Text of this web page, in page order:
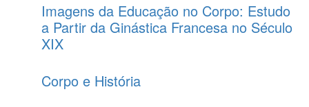
Imagens da Educação no Corpo: Estudo
a Partir da Ginástica Francesa no Século
XIX
Corpo e História